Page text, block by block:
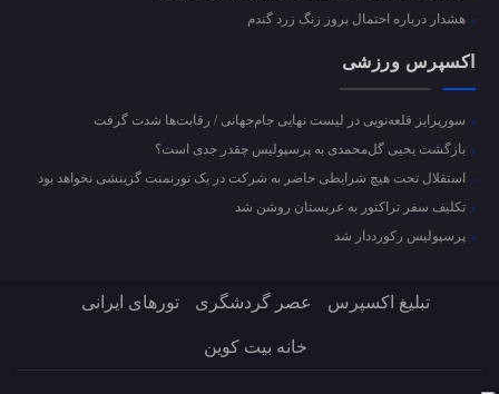
هشدار درباره احتمال بروز زنگ زرد گندم
اکسپرس ورزشی
سورپرایز قلعه‌نویی در لیست نهایی جام‌جهانی / رقابت‌ها شدت گرفت
بازگشت یحیی گل‌محمدی به پرسپولیس چقدر جدی است؟
استقلال تحت هیچ شرایطی حاضر به شرکت در یک تورنمنت گزینشی نخواهد بود
تکلیف سفر تراکتور به عربستان روشن شد
پرسپولیس رکورددار شد
تبلیغ اکسپرس عصر گردشگری تورهای ایرانی
خانه بیت کوین